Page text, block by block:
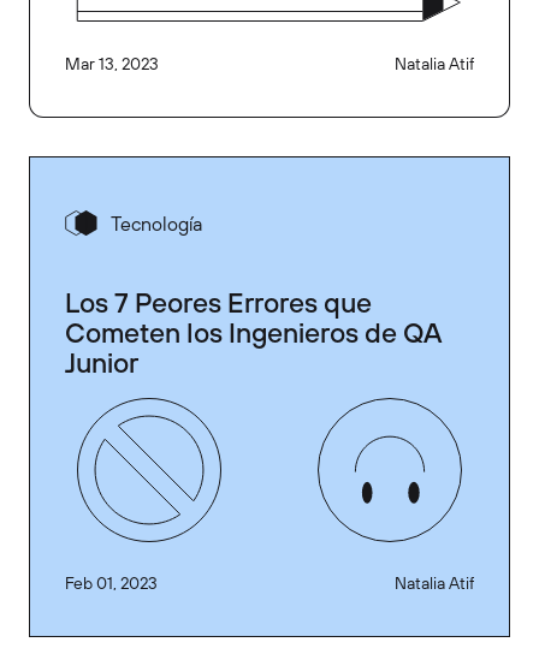
Mar 13, 2023 Natalia Atif
Tecnología
Los 7 Peores Errores que
Cometen los Ingenieros de QA
Junior
Feb 01, 2023 Natalia Atif